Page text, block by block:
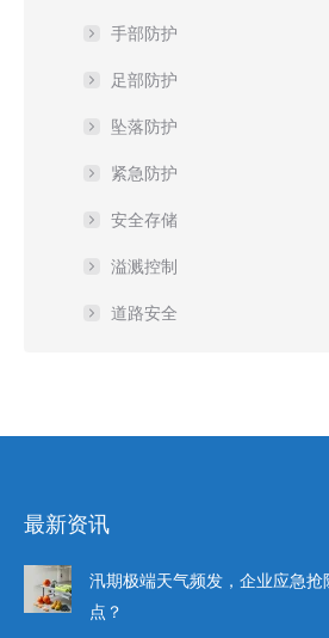
手部防护
足部防护
坠落防护
紧急防护
安全存储
溢溅控制
道路安全
最新资讯
汛期极端天气频发，企业应急
点？